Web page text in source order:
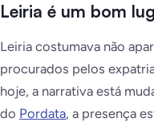
Leiria é um bom
Leiria costumava não
procurados pelos
hoje, a narrativa está
do Pordata, a presença